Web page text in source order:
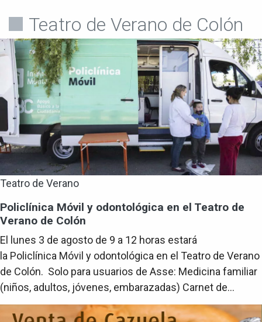
Teatro de Verano de Colón
Teatro de Verano
Policlínica Móvil y odontológica en el Teatro de
Verano de Colón
El lunes 3 de agosto de 9 a 12 horas estará
la Policlínica Móvil y odontológica en el Teatro de Verano
de Colón. Solo para usuarios de Asse: Medicina familiar
(niños, adultos, jóvenes, embarazadas) Carnet de...